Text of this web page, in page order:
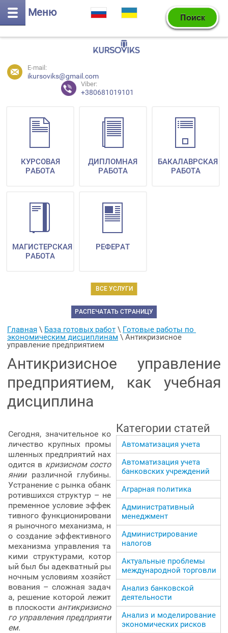
Меню
E-mail:
ikursoviks@gmail.com
Viber:
+380681019101
ВСЕ УСЛУГИ
КУРСОВАЯ
РАБОТА
ДИПЛОМНАЯ
РАБОТА
БАКАЛАВРСКАЯ
РАБОТА
МАГИСТЕРСКАЯ
РАБОТА
РЕФЕРАТ
РАСПЕЧАТАТЬ СТРАНИЦУ
Главная \ База готовых работ \ Готовые работы по
экономическим дисциплинам \ Антикризисное
управление предприятием
Антикризисное управление
предприятием, как учебная
дисциплина
Сегодня, значительное ко
личество крупных промы
шленных предприятий нах
одится в кризисном состо
янииразличной глубины.
Устранение с рынка обанк
ротившихся структур – не
пременное условие эффек
тивного функционировани
я рыночного механизма, н
о создание эффективного
механизма управления та
кими структурами, котор
ый был бы адекватный ры
ночным условиям хозяйст
вования – сложная задач
а, решение которой лежит
в плоскости антикризисно
го управления предприяти
ем.
Категории статей
Автоматизация учета
Автоматизация учета
банковских учреждений
Аграрная политика
Административный
менеджмент
Администрирование
налогов
Актуальные проблемы
международной торговли
Анализ банковской
деятельности
Анализ и моделирование
экономических рисков